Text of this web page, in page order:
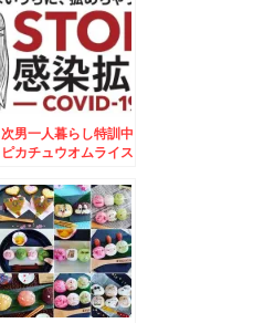
次男一人暮らし特訓中
ピカチュウオムライス